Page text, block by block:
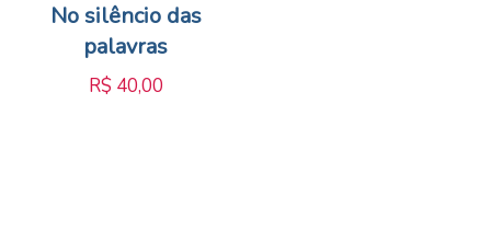
No silêncio das
palavras
R$ 40,00